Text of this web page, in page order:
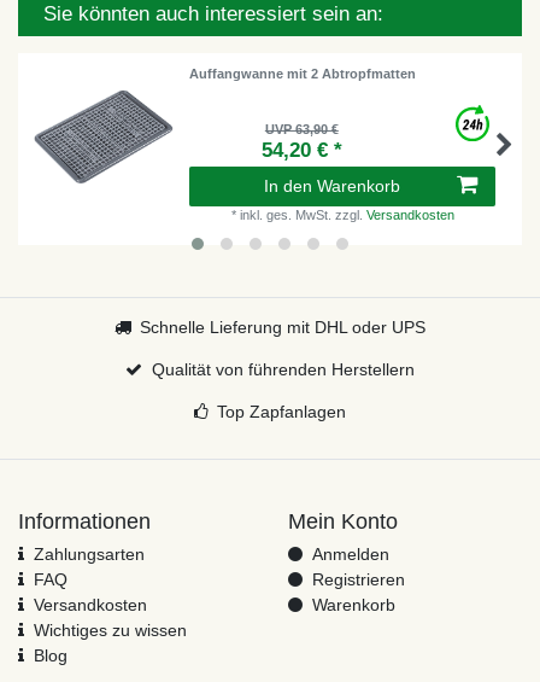
Sie könnten auch interessiert sein an:
Auffangwanne mit 2 Abtropfmatten
UVP 63,90 €
54,20 € *
In den Warenkorb
* inkl. ges. MwSt. zzgl. Versandkosten
Schnelle Lieferung mit DHL oder UPS
Qualität von führenden Herstellern
Top Zapfanlagen
Informationen
Zahlungsarten
FAQ
Versandkosten
Wichtiges zu wissen
Blog
Mein Konto
Anmelden
Registrieren
Warenkorb